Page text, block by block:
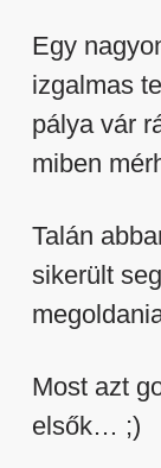
Egy
izgalmas
pálya vár
miben
Talán
sikerült
Most azt
elsők… ;)